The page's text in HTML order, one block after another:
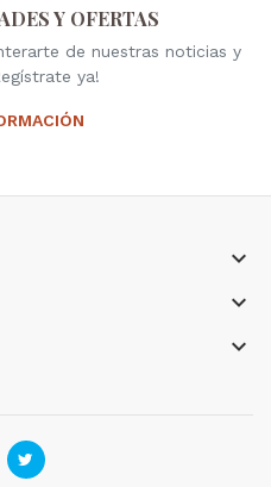
Y OFERTAS
de nuestras noticias y
ya!



